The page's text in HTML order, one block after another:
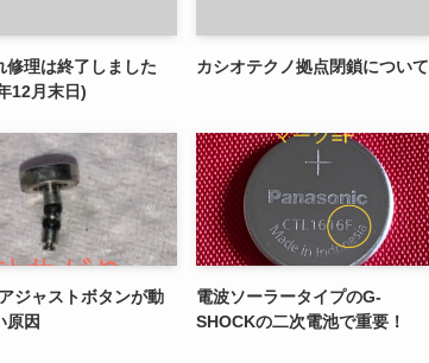
修理は終了しました
12月末日)
カシオテクノ拠点閉鎖について
ジャストボタンが動
原因
電波ソーラータイプのG-
SHOCKの二次電池で重要！